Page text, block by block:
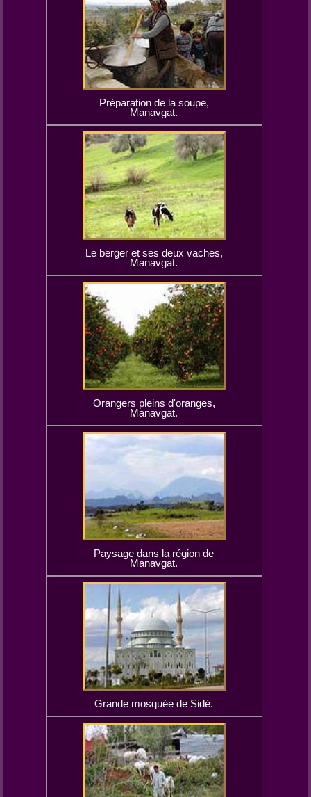
Préparation de la soupe,
Manavgat.
Le berger et ses deux vaches,
Manavgat.
Orangers pleins d'oranges,
Manavgat.
Paysage dans la région de
Manavgat.
Grande mosquée de Sidé.